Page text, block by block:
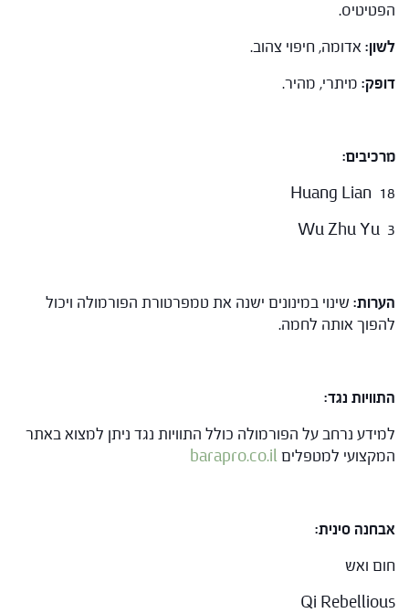
הפטיטיס.
לשון: אדומה, חיפוי צהוב.
דופק: מיתרי, מהיר.
מרכיבים:
Huang Lian 18
Wu Zhu Yu 3
הערות: שינוי במינונים ישנה את טמפרטורת הפורמולה ויכול
להפוך אותה לחמה.
התוויות נגד:
למידע נרחב על הפורמולה כולל התוויות נגד ניתן למצוא באתר
המקצועי למטפליםbarapro.co.il
אבחנה סינית:
חום ואש
Qi Rebellious